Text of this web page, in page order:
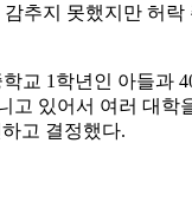
추지 못했지만 허
교 1학년인 아들과
있어서 여러 대학
고 결정했다.